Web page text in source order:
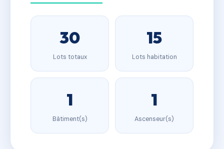
30
Lots totaux
15
Lots habitation
1
Bâtiment(s)
1
Ascenseur(s)